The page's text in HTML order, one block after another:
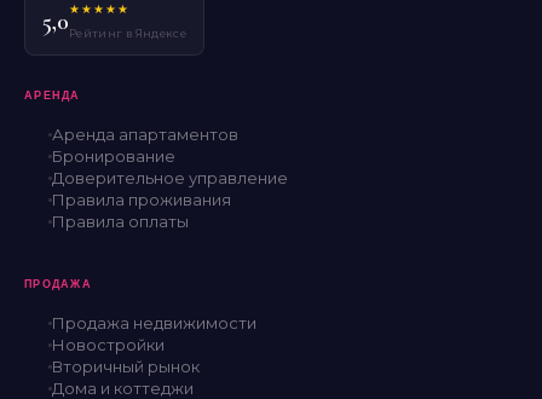
5,0★★★★★
Рейтинг в Яндексе
АРЕНДА
Аренда апартаментов
Бронирование
Доверительное управление
Правила проживания
Правила оплаты
ПРОДАЖА
Продажа недвижимости
Новостройки
Вторичный рынок
Дома и коттеджи